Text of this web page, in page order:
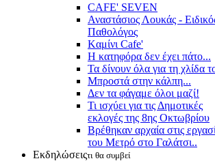
CAFE' SEVEN
Αναστάσιος Λουκάς -
Παθολόγος
Kαμίνι Cafe'
Η κατηφόρα δεν έχει πάτο...
Τα δίνουν όλα για τη χλίδα
Μπροστά στην κάλπη...
Δεν τα φάγαμε όλοι μαζί!
Τι ισχύει για τις Δημοτικές
εκλογές της 8ης Οκτωβρίου
Βρέθηκαν αρχαία στις
του Μετρό στο Γαλάτσι..
Εκδηλώσειςτι θα συμβεί